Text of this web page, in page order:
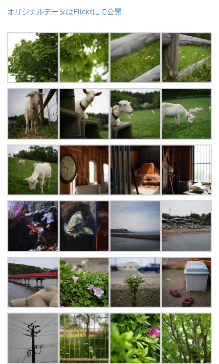
オリジナルデータはFlickrにて公開